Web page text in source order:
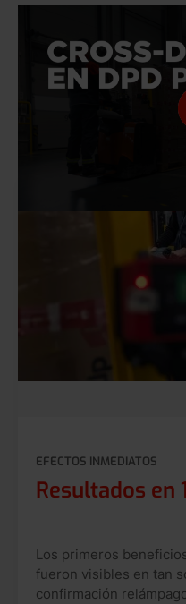
EFECTOS INMEDIATOS
Resultados en
Los primeros
fueron visibles en tan
confirmación